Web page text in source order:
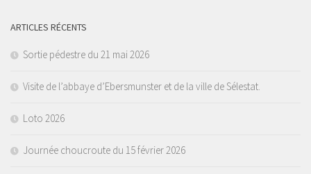
ARTICLES RÉCENTS
Sortie pédestre du 21 mai 2026
Visite de l’abbaye d’Ebersmunster et de la ville de Sélestat.
Loto 2026
Journée choucroute du 15 février 2026